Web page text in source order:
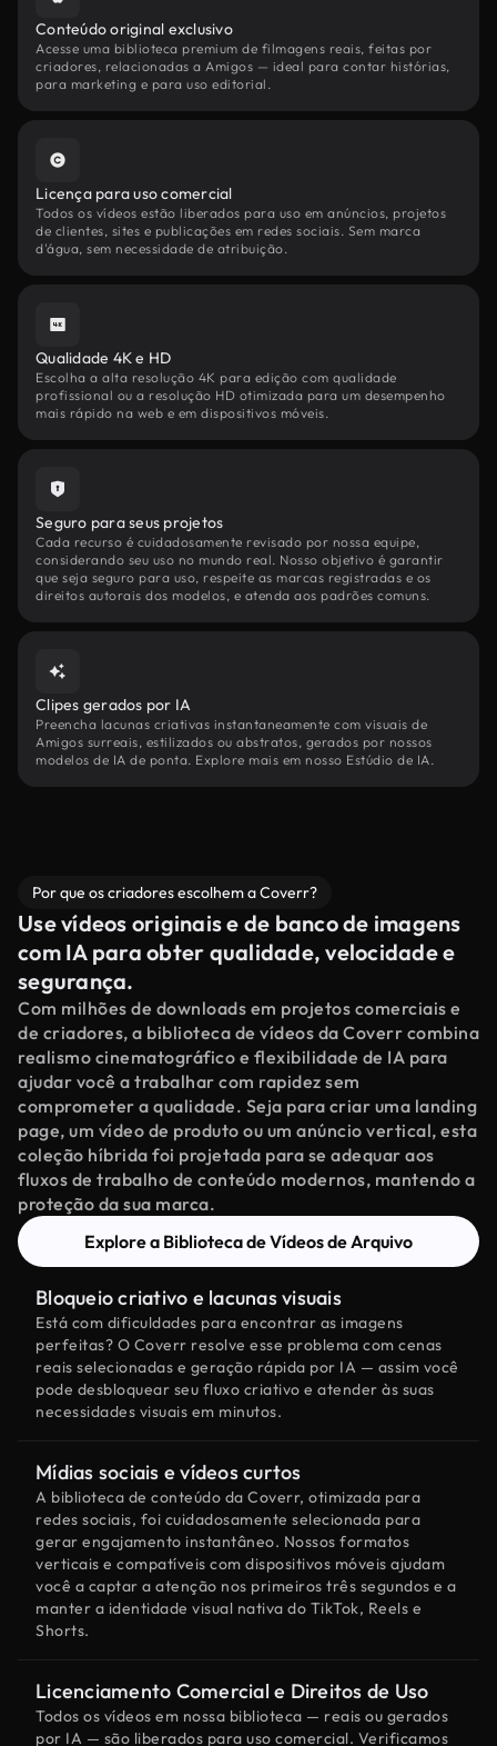
Conteúdo original exclusivo
Acesse uma biblioteca premium de filmagens reais, feitas por
criadores, relacionadas a Amigos — ideal para contar histórias,
para marketing e para uso editorial.
Licença para uso comercial
Todos os vídeos estão liberados para uso em anúncios, projetos
de clientes, sites e publicações em redes sociais. Sem marca
d'água, sem necessidade de atribuição.
Qualidade 4K e HD
Escolha a alta resolução 4K para edição com qualidade
profissional ou a resolução HD otimizada para um desempenho
mais rápido na web e em dispositivos móveis.
Seguro para seus projetos
Cada recurso é cuidadosamente revisado por nossa equipe,
considerando seu uso no mundo real. Nosso objetivo é garantir
que seja seguro para uso, respeite as marcas registradas e os
direitos autorais dos modelos, e atenda aos padrões comuns.
Clipes gerados por IA
Preencha lacunas criativas instantaneamente com visuais de
Amigos surreais, estilizados ou abstratos, gerados por nossos
modelos de IA de ponta. Explore mais em nosso Estúdio de IA.
Por que os criadores escolhem a Coverr?
Use vídeos originais e de banco de imagens
com IA para obter qualidade, velocidade e
segurança.
Com milhões de downloads em projetos comerciais e
de criadores, a biblioteca de vídeos da Coverr combina
realismo cinematográfico e flexibilidade de IA para
ajudar você a trabalhar com rapidez sem
comprometer a qualidade. Seja para criar uma landing
page, um vídeo de produto ou um anúncio vertical, esta
coleção híbrida foi projetada para se adequar aos
fluxos de trabalho de conteúdo modernos, mantendo a
proteção da sua marca.
Explore a Biblioteca de Vídeos de Arquivo
Bloqueio criativo e lacunas visuais
Está com dificuldades para encontrar as imagens
perfeitas? O Coverr resolve esse problema com cenas
reais selecionadas e geração rápida por IA — assim você
pode desbloquear seu fluxo criativo e atender às suas
necessidades visuais em minutos.
Mídias sociais e vídeos curtos
A biblioteca de conteúdo da Coverr, otimizada para
redes sociais, foi cuidadosamente selecionada para
gerar engajamento instantâneo. Nossos formatos
verticais e compatíveis com dispositivos móveis ajudam
você a captar a atenção nos primeiros três segundos e a
manter a identidade visual nativa do TikTok, Reels e
Shorts.
Licenciamento Comercial e Direitos de Uso
Todos os vídeos em nossa biblioteca — reais ou gerados
por IA — são liberados para uso comercial. Verificamos